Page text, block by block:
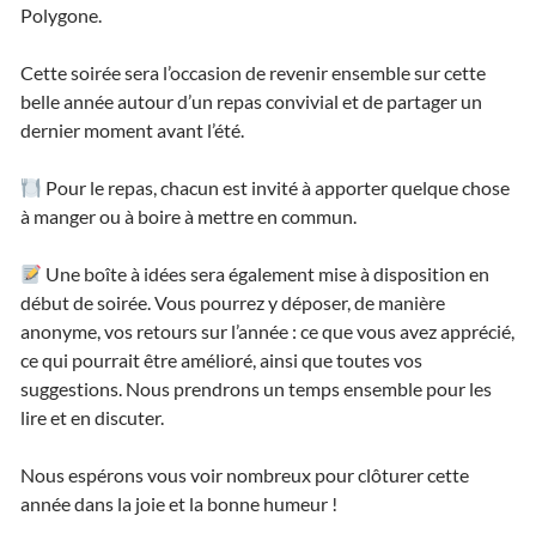
Polygone.
Cette soirée sera l’occasion de revenir ensemble sur cette
belle année autour d’un repas convivial et de partager un
dernier moment avant l’été.
Pour le repas, chacun est invité à apporter quelque chose
à manger ou à boire à mettre en commun.
Une boîte à idées sera également mise à disposition en
début de soirée. Vous pourrez y déposer, de manière
anonyme, vos retours sur l’année : ce que vous avez apprécié,
ce qui pourrait être amélioré, ainsi que toutes vos
suggestions. Nous prendrons un temps ensemble pour les
lire et en discuter.
Nous espérons vous voir nombreux pour clôturer cette
année dans la joie et la bonne humeur !